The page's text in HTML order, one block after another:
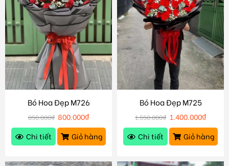
Bó Hoa Đẹp M726
850.000₫ 800.000₫
Chi tiết
Giỏ hàng
Bó Hoa Đẹp M725
1.550.000₫ 1.400.000₫
Chi tiết
Giỏ hàng